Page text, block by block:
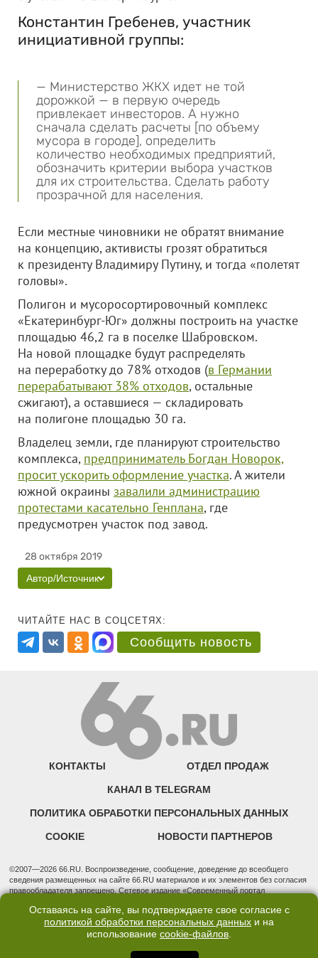
Константин Гребенев, участник
инициативной группы:
— Министерство ЖКХ идет не той
дорожкой — в первую очередь
привлекает инвесторов. А нужно
сначала сделать расчеты [по объему
мусора в городе], определить
количество необходимых предприятий,
обозначить критерии выбора участков
для их строительства. Сделать работу
прозрачной для населения.
Если местные чиновники не обратят внимание
на концепцию, активисты грозят обратиться
к президенту Владимиру Путину, и тогда «полетят
головы».
Полигон и мусоросортировочный комплекс
«Екатеринбург-Юг» должны построить на участке
площадью 46,2 га в поселке Шабровском.
На новой площадке будут распределять
на переработку до 78% отходов (в Германии
перерабатывают 38% отходов, остальные
сжигают), а оставшиеся — складировать
на полигоне площадью 30 га.
Владелец земли, где планируют строительство
комплекса, предприниматель Богдан Новорок,
просит ускорить оформление участка. А жители
южной окраины завалили администрацию
протестами касательно Генплана, где
предусмотрен участок под завод.
28 октября 2019
Автор/Источник
ЧИТАЙТЕ НАС В СОЦСЕТЯХ:
Сообщить новость
КОНТАКТЫ ОТДЕЛ ПРОДАЖ
КАНАЛ В TELEGRAM
ПОЛИТИКА ОБРАБОТКИ ПЕРСОНАЛЬНЫХ ДАННЫХ
COOKIE НОВОСТИ ПАРТНЕРОВ
©2007—2026 66.RU. Воспроизведение, сообщение, доведение до всеобщего
сведения размещенных на сайте 66.RU материалов и их элементов без согласия
правообладателя запрещено. Сетевое издание «Современный портал
надзору в сфере связи, информационных технологий и массовых коммуникаций
(Роскомнадзор). Регистрационный номер ЭЛ № ФС 77 - 76634 от 02.09.2019
Учредитель: Общество с ограниченной ответственностью "66.ру". Юридический
3, оф. 7015 Фактический адрес редакции и отдела продаж: 620014, Свердловская
Оставаясь на сайте, вы подтверждаете свое согласие с
политикой обработки персональных данных и на
использование cookie-файлов.